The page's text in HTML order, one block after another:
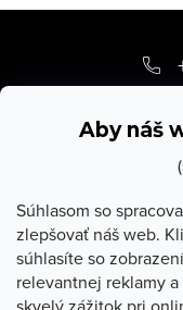
Aby náš
Súhlasom so
zlepšovať náš web.
súhlasíte so
relevantnej reklamy
p
O Stevula